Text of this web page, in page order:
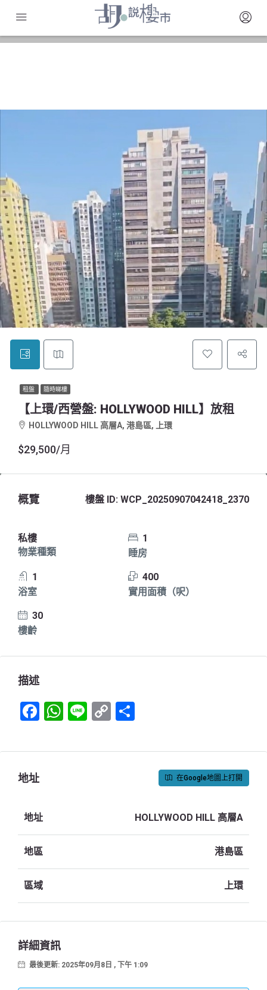
租盤 隨時睇樓
【上環/西營盤: HOLLYWOOD HILL】放租
HOLLYWOOD HILL 高層A, 港島區, 上環
$29,500/月
概覽 樓盤 ID: WCP_20250907042418_2370
私樓
物業種類
1
睡房
1
浴室
400
實用面積（呎）
30
樓齡
描述
Facebook
WhatsApp
LineCopy
地址 在Google地圖上打開
地址 HOLLYWOOD HILL 高層A
地區 港島區
區域 上環
詳細資訊
最後更新: 2025年09月8日 , 下午 1:09